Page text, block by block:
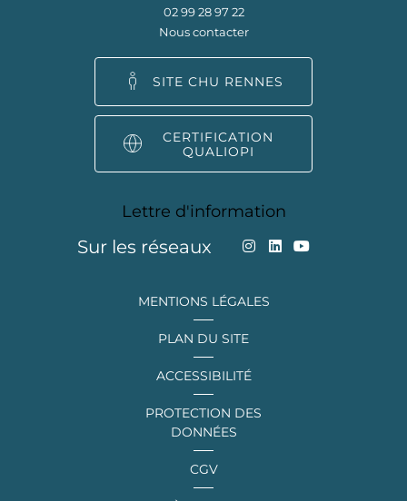
02 99 28 97 22
Nous contacter
SITE CHU RENNES
CERTIFICATION
QUALIOPI
Lettre d'information
Sur les réseaux
MENTIONS LÉGALES
PLAN DU SITE
ACCESSIBILITÉ
PROTECTION DES
DONNÉES
CGV